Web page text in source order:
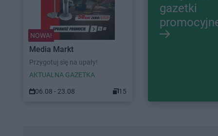
NOWA!
Media Markt
Przygotuj się na upały!
AKTUALNA GAZETKA
06.08 - 23.08 15
gazetki